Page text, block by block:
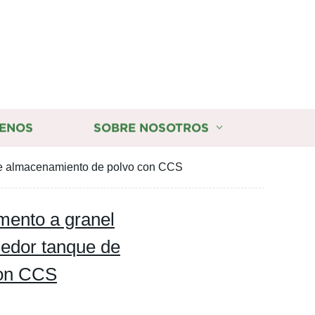
SOBRE NOSOTROS
almacenamiento de polvo con CCS
a granel
tanque de
CCS